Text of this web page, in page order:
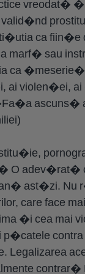
vreodat�
ca fiin�e
marf� sau
�meserie�,
ai violen�ei,
� O
ast�zi. Nu
care face
�i cea mai
contra
contrar�